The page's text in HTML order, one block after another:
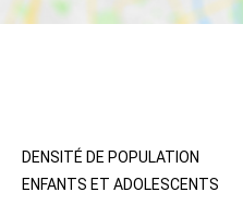
DENSITÉ DE POPULATION
ENFANTS ET ADOLESCENTS